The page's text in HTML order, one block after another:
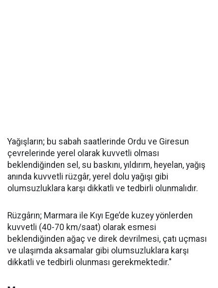
Yağışların; bu sabah saatlerinde Ordu ve Giresun
çevrelerinde yerel olarak kuvvetli olması
beklendiğinden sel, su baskını, yıldırım, heyelan, yağış
anında kuvvetli rüzgâr, yerel dolu yağışı gibi
olumsuzluklara karşı dikkatli ve tedbirli olunmalıdır.
Rüzgârın; Marmara ile Kıyı Ege’de kuzey yönlerden
kuvvetli (40-70 km/saat) olarak esmesi
beklendiğinden ağaç ve direk devrilmesi, çatı uçması
ve ulaşımda aksamalar gibi olumsuzluklara karşı
dikkatli ve tedbirli olunması gerekmektedir."